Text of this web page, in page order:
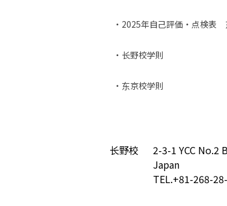
・2025年自己評価・点検表
・长野校学則
・东京校学則
长野校
2-3-1 YCC No.2
Japan
TEL.+81-268-